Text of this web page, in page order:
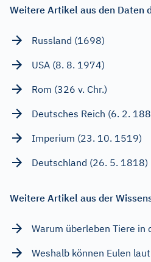
Weitere Artikel aus den Daten
Russland (1698)
USA (8. 8. 1974)
Rom (326 v. Chr.)
Deutsches Reich (6. 2.
Imperium (23. 10. 1519)
Deutschland (26. 5. 1818)
Weitere Artikel aus der
Warum überleben Tiere in
Weshalb können Eulen